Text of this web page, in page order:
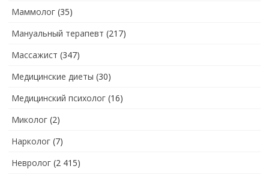
Маммолог (35)
Мануальный терапевт (217)
Массажист (347)
Медицинские диеты (30)
Медицинский психолог (16)
Миколог (2)
Нарколог (7)
Невролог (2 415)